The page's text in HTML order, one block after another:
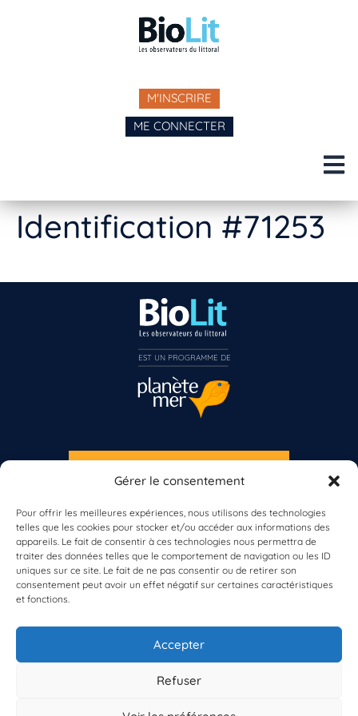
Gérer le consentement
Pour offrir les meilleures expériences, nous utilisons des technologies
telles que les cookies pour stocker et/ou accéder aux informations des
appareils. Le fait de consentir à ces technologies nous permettra de
traiter des données telles que le comportement de navigation ou les ID
uniques sur ce site. Le fait de ne pas consentir ou de retirer son
consentement peut avoir un effet négatif sur certaines caractéristiques
et fonctions.
Accepter
Refuser
M'INSCRIRE
ME CONNECTER
Identification #71253
À propos de BioLit
Vos données d'observation
Ressources
Résultats du programme
Contacts
S'INSCRIRE À LA NEWSLETTER
Inscrivez-vous dès maintenant